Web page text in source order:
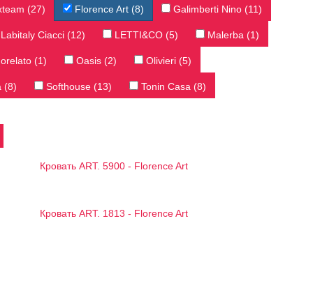
(27) Florence Art (8) Galimberti Nino (11)
Labitaly Ciacci (12) LETTI&CO (5) Malerba (1)
(1) Oasis (2) Olivieri (5)
(8) Softhouse (13) Tonin Casa (8)
Кровать ART. 5900 - Florence Art
Кровать ART. 1813 - Florence Art